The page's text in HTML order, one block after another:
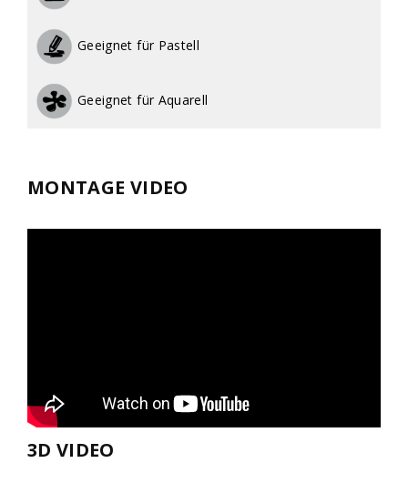
Geeignet für Pastell
Geeignet für Aquarell
MONTAGE VIDEO
3D VIDEO